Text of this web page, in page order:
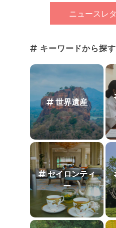
キーワードから探す
世界遺産
セイロンティ
ー